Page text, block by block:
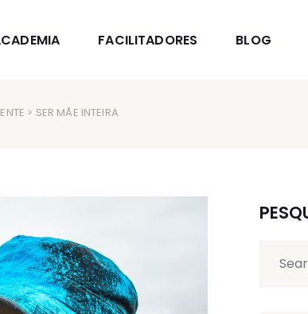
FACILITADORES BLOG
> SER MÃE INTEIRA